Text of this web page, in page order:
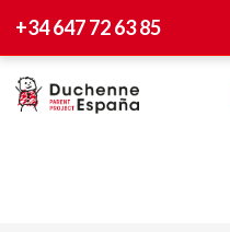
+34 647 72 63 85